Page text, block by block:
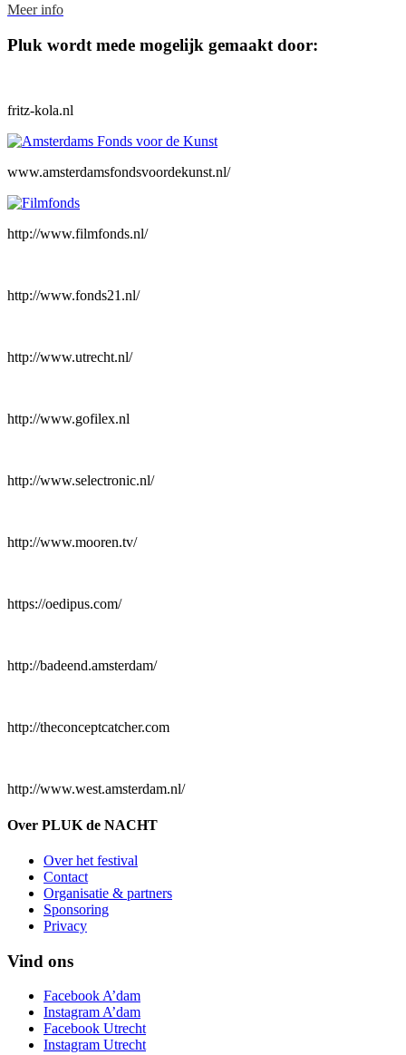
Meer info
Pluk wordt mede mogelijk gemaakt door:
fritz-kola.nl
www.amsterdamsfondsvoordekunst.nl/
http://www.filmfonds.nl/
http://www.fonds21.nl/
http://www.utrecht.nl/
http://www.gofilex.nl
http://www.selectronic.nl/
http://www.mooren.tv/
https://oedipus.com/
http://badeend.amsterdam/
http://theconceptcatcher.com
http://www.west.amsterdam.nl/
Over PLUK de NACHT
Over het festival
Contact
Organisatie & partners
Sponsoring
Privacy
Vind ons
Facebook A’dam
Instagram A’dam
Facebook Utrecht
Instagram Utrecht